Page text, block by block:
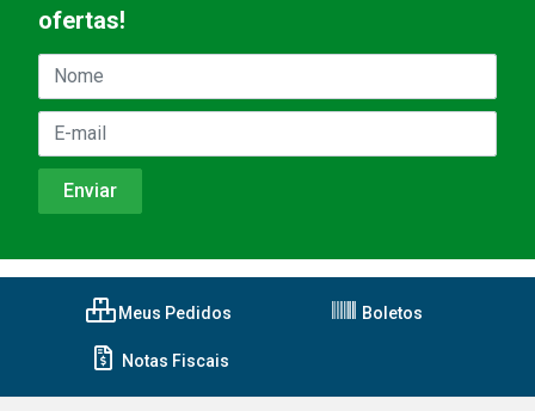
ofertas!
Meus Pedidos Boletos
Notas Fiscais